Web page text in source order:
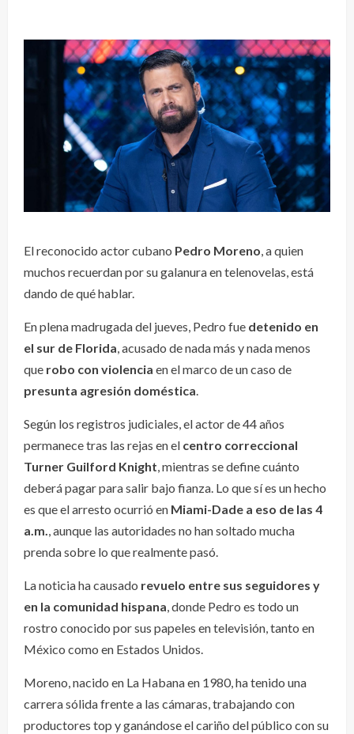
El reconocido actor cubano Pedro Moreno, a quien
muchos recuerdan por su galanura en telenovelas, está
dando de qué hablar.
En plena madrugada del jueves, Pedro fue detenido en
el sur de Florida, acusado de nada más y nada menos
que robo con violencia en el marco de un caso de
presunta agresión doméstica.
Según los registros judiciales, el actor de 44 años
permanece tras las rejas en el centro correccional
Turner Guilford Knight, mientras se define cuánto
deberá pagar para salir bajo fianza. Lo que sí es un hecho
es que el arresto ocurrió en Miami-Dade a eso de las 4
a.m., aunque las autoridades no han soltado mucha
prenda sobre lo que realmente pasó.
La noticia ha causado revuelo entre sus seguidores y
en la comunidad hispana, donde Pedro es todo un
rostro conocido por sus papeles en televisión, tanto en
México como en Estados Unidos.
Moreno, nacido en La Habana en 1980, ha tenido una
carrera sólida frente a las cámaras, trabajando con
productores top y ganándose el cariño del público con su